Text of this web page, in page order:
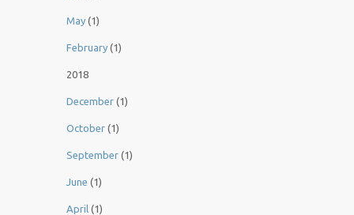
May (1)
February (1)
2018
December (1)
October (1)
September (1)
June (1)
April (1)